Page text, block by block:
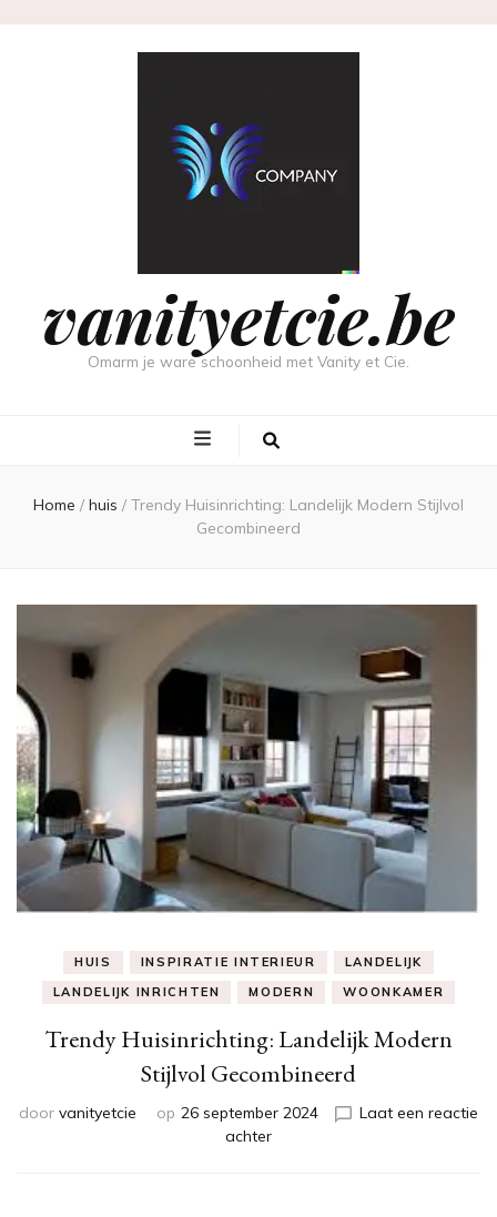
vanityetcie.be
Omarm je ware schoonheid met Vanity et Cie.
Home / huis / Trendy Huisinrichting: Landelijk Modern Stijlvol
Gecombineerd
HUIS INSPIRATIE INTERIEUR
LANDELIJK
LANDELIJK INRICHTEN
MODERN WOONKAMER
Trendy Huisinrichting: Landelijk Modern
Stijlvol Gecombineerd
door vanityetcie op 26 september 2024
Laat een reactie
achterop